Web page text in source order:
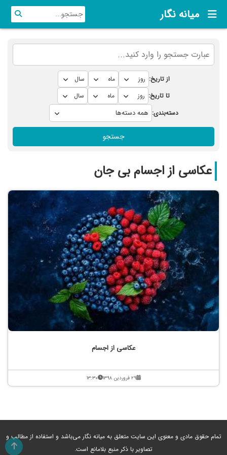
میانه نگار
از تاریخ:
تا تاریخ:
دسته‌بندی:
جستجو
عكاسی از اجسام بی جان
عکاسی از اجسام
۲۹ فروردین ۱۳۹۸ ۱۳:۳۰
تمام حقوق مادی و معنوی این سایت متعلق به میانه نگار می‌باشد و استفاده از مطالب و
تصاویر با ذکر منبع بلامانع است.